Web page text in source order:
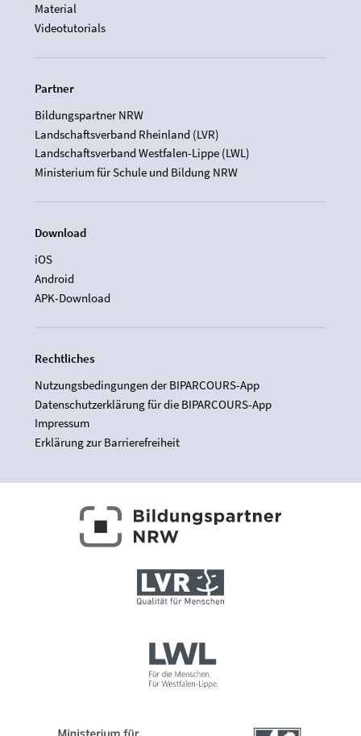
Material
Videotutorials
Partner
Bildungspartner NRW
Landschaftsverband Rheinland (LVR)
Landschaftsverband Westfalen-Lippe (LWL)
Ministerium für Schule und Bildung NRW
Download
iOS
Android
APK-Download
Rechtliches
Nutzungsbedingungen der BIPARCOURS-App
Datenschutzerklärung für die BIPARCOURS-App
Impressum
Erklärung zur Barrierefreiheit